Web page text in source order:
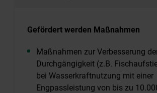
Gefördert werden Maßnahmen
Maßnahmen zur Verbesserung
Durchgängigkeit (z.B.
bei Wasserkraftnutzung mit einer
Engpassleistung von bis zu